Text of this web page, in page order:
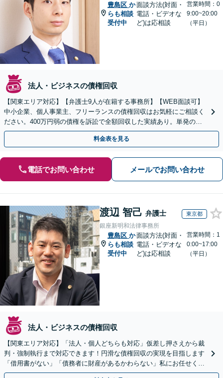
豊島区 か
らも相談
受付中
面談方法(対面・
電話・ビデオな
ど)は応相談
営業時間：0
9:00~20:00
（平日）
法人・ビジネスの債権回収
【関東エリア対応】【弁護士9人が在籍する事務所】【WEB面談可】
中小企業、個人事業主、フリーランスの債権回収はお気軽にご相談く
ださい。400万円弱の債権を訴訟で全額回収した実績あり。単発のご
依頼から、顧問契約まで対応しております
料金表を見る
電話でお問い合わせ メールでお問い合わせ
渡辺 智己 弁護士 東京都
銀座新明和法律事務所
豊島区 か
らも相談
受付中
面談方法(対面・
電話・ビデオな
ど)は応相談
営業時間：1
0:00~17:00
（平日）
法人・ビジネスの債権回収
【関東エリア対応】「法人・個人どちらも対応」仮差し押さえから裁
判・強制執行まで対応できます！円滑な債権回収の実現を目指します
「借用書がない」「債務者に財産があるかわらない」私にお任せくだ
さい！【分割払いあり】【休日・夜間相談可】